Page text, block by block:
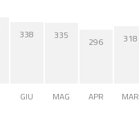
338
GIU
335
MAG
296
APR
318
MAR